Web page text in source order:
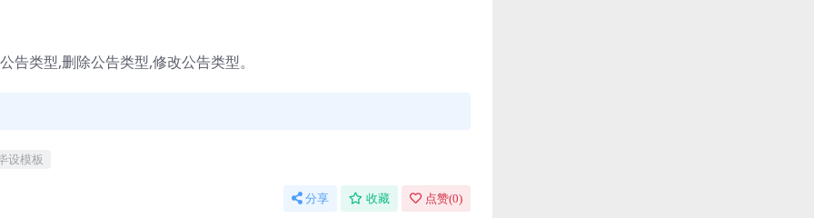
类型,删除公告类型,修改公告类型。
设模板
分享 收藏 点赞(0)